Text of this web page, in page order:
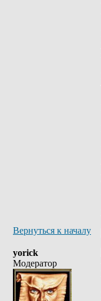
Вернуться к началу
yorick
Модератор